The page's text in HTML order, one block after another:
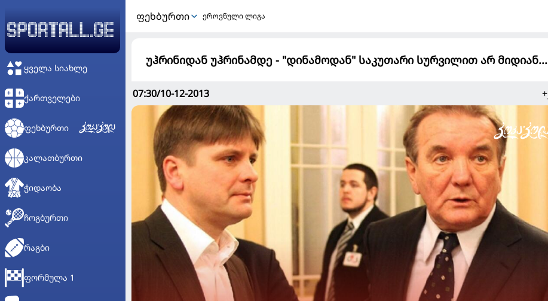
ᲧᲕᲔᲚᲐ ᲡᲘᲐᲮᲚᲔ
ᲥᲐᲠᲗᲕᲔᲚᲔᲑᲘ
ᲤᲔᲮᲑᲣᲠᲗᲘ
ᲙᲐᲚᲐᲗᲑᲣᲠᲗᲘ
ᲭᲘᲓᲐᲝᲑᲐ
ᲩᲝᲒᲑᲣᲠᲗᲘ
ᲠᲐᲒᲑᲘ
ᲤᲝᲠᲛᲣᲚᲐ 1
ᲤᲔᲮᲑᲣᲠᲗᲘ ეროვნული ლიგა
უჰრინიდან უჰრინამდე - "დინამოდან" საკუთარი სურვილით არ მიდიან...
07:30/10-12-2013 +